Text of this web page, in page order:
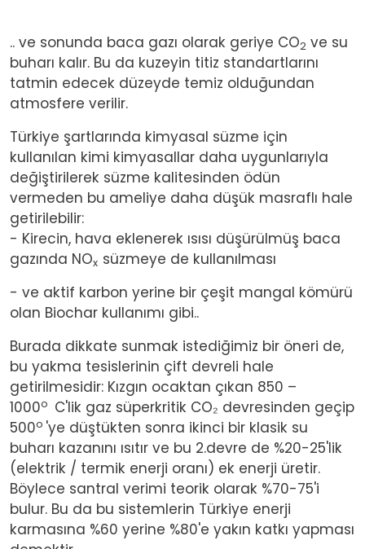
.. ve sonunda baca gazı olarak geriye CO2 ve su
buharı kalır. Bu da kuzeyin titiz standartlarını
tatmin edecek düzeyde temiz olduğundan
atmosfere verilir.
Türkiye şartlarında kimyasal süzme için
kullanılan kimi kimyasallar daha uygunlarıyla
değiştirilerek süzme kalitesinden ödün
vermeden bu ameliye daha düşük masraflı hale
getirilebilir:
- Kirecin, hava eklenerek ısısı düşürülmüş baca
gazında NOx süzmeye de kullanılması
- ve aktif karbon yerine bir çeşit mangal kömürü
olan Biochar kullanımı gibi..
Burada dikkate sunmak istediğimiz bir öneri de,
bu yakma tesislerinin çift devreli hale
getirilmesidir: Kızgın ocaktan çıkan 850 –
1000o C'lik gaz süperkritik CO₂ devresinden geçip
500o 'ye düştükten sonra ikinci bir klasik su
buharı kazanını ısıtır ve bu 2.devre de %20-25'lik
(elektrik / termik enerji oranı) ek enerji üretir.
Böylece santral verimi teorik olarak %70-75'i
bulur. Bu da bu sistemlerin Türkiye enerji
karmasına %60 yerine %80'e yakın katkı yapması